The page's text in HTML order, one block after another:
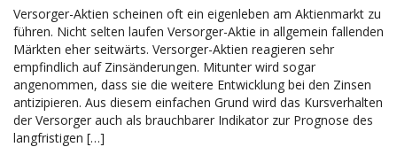
Versorger-Aktien scheinen oft ein eigenleben am Aktienmarkt zu
führen. Nicht selten laufen Versorger-Aktie in allgemein fallenden
Märkten eher seitwärts. Versorger-Aktien reagieren sehr
empfindlich auf Zinsänderungen. Mitunter wird sogar
angenommen, dass sie die weitere Entwicklung bei den Zinsen
antizipieren. Aus diesem einfachen Grund wird das Kursverhalten
der Versorger auch als brauchbarer Indikator zur Prognose des
langfristigen […]